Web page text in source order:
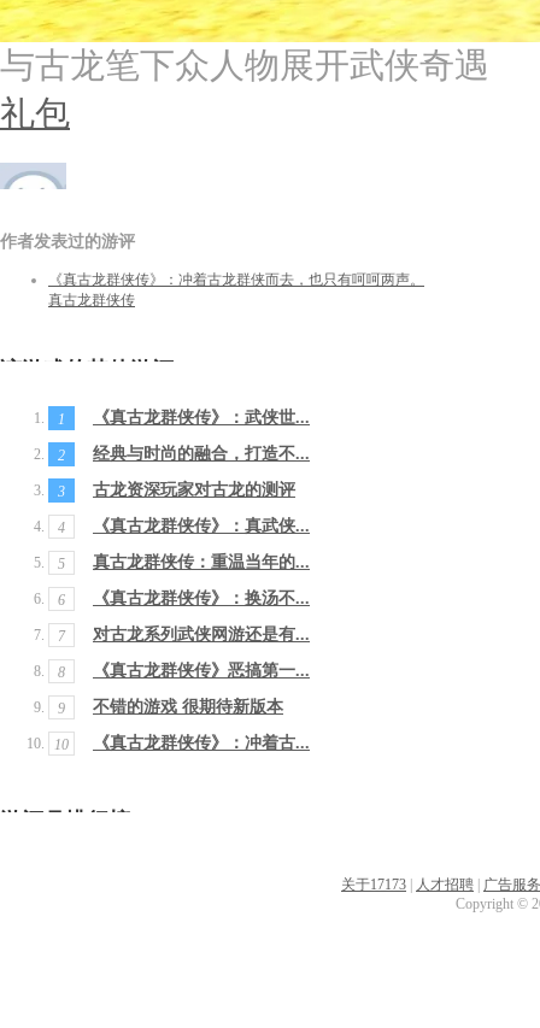
与古龙笔下众人物展开武侠奇遇
礼包
临雾而立
作者发表过的游评
《真古龙群侠传》：冲着古龙群侠而去，也只有呵呵两声。
真古龙群侠传
该游戏的其他游评
1 《真古龙群侠传》：武侠世...
2 经典与时尚的融合，打造不...
3 古龙资深玩家对古龙的测评
4 《真古龙群侠传》：真武侠...
5 真古龙群侠传：重温当年的...
6 《真古龙群侠传》：换汤不...
7 对古龙系列武侠网游还是有...
8 《真古龙群侠传》恶搞第一...
9 不错的游戏 很期待新版本
10 《真古龙群侠传》：冲着古...
游评月排行榜
关于17173 | 人才招聘 | 广告服务
Copyright ©